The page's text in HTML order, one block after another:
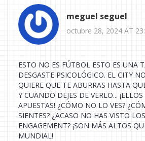
meguel seguel
octubre 28, 2024 AT
ESTO NO ES FÚTBOL ESTO ES UNA
DESGASTE PSICOLÓGICO. EL CITY
QUIERE QUE TE ABURRAS HASTA
Y CUANDO DEJES DE VERLO...
APUESTAS! ¿CÓMO NO LO VES?
SIENTES? ¿ACASO NO HAS VISTO
ENGAGEMENT? ¡SON MÁS ALTOS
MUNDIAL!